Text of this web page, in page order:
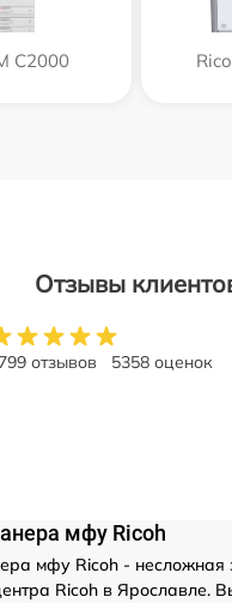
C2000
Отзывы
отзывов 5358 оценок
мфу Ricoh
мфу Ricoh - несложная
Ricoh в Ярославле.